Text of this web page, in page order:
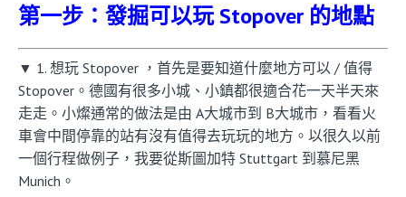
第一步：發掘可以玩 Stopover 的地點
▼ 1. 想玩 Stopover ，首先是要知道什麼地方可以 / 值得
Stopover。德國有很多小城、小鎮都很適合花一天半天來
走走。小燦通常的做法是由 A大城市到 B大城市，看看火
車會中間停靠的站有沒有值得去玩玩的地方。以很久以前
一個行程做例子，我要從斯圖加特 Stuttgart 到慕尼黑
Munich。